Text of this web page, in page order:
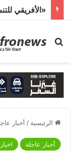
بحث عن
الرئيسية / أخبار
أخبار عاجلة